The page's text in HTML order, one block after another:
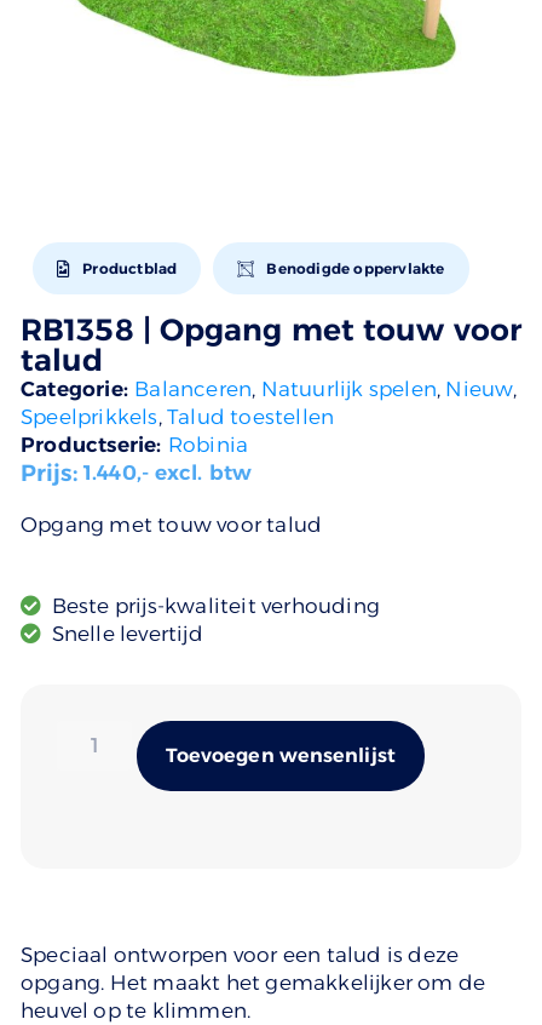
Productblad Benodigde oppervlakte
RB1358 | Opgang met touw voor
talud
Categorie: Balanceren, Natuurlijk spelen, Nieuw,
Speelprikkels, Talud toestellen
Productserie: Robinia
Prijs:1.440,- excl. btw
Opgang met touw voor talud
Beste prijs-kwaliteit verhouding
Snelle levertijd
Toevoegen wensenlijst
Speciaal ontworpen voor een talud is deze
opgang. Het maakt het gemakkelijker om de
heuvel op te klimmen.